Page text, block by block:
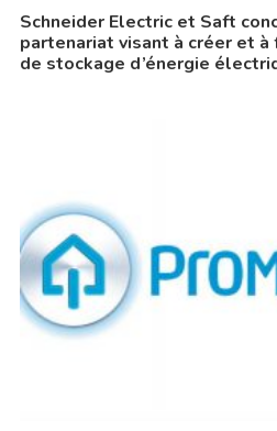
Schneider Electric et Saft
partenariat visant à créer et
de stockage d’énergie